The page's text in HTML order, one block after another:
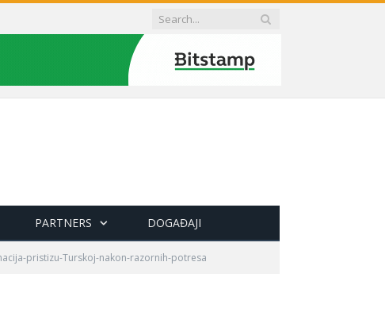
PARTNERS DOGAĐAJI
pristizu-Turskoj-nakon-razornih-potresa